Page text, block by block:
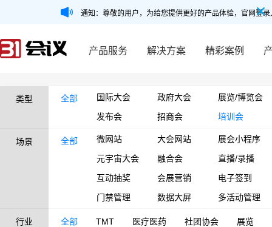
通知：尊敬的用户，为给您提供更好的产品体验，官网登
产品服务 解决方案 精彩案例
类型 全部 国际大会 政府大会
展览/博览会
发布会
招商会 培训会
场景 全部 微网站 大会网站
展会小程序
元宇宙大会
融合会
直播/录播
互动抽奖
会展营销
电子签到
门禁管理
数据大屏 多活动管理
行业 全部 TMT 医疗医药 社团协会 展览